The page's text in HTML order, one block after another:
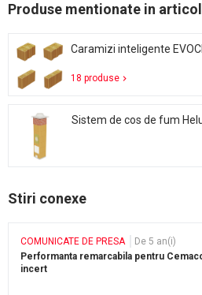
Produse mentionate in articol
Caramizi inteligente
18 produse
Sistem de cos de fum
Stiri conexe
COMUNICATE DE PRESA
De 5 an(i)
Performanta remarcabila pentru
incert